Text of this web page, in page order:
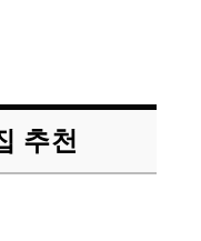
추천